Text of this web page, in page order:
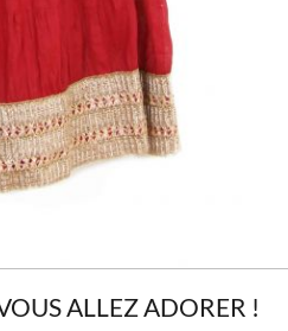
ALLEZ ADORER !